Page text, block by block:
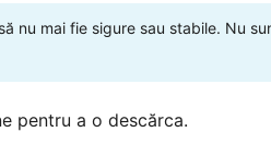
nu mai fie sigure sau stabile. Nu
pentru a o descărca.